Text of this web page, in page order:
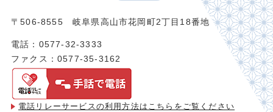
〒506-8555 岐阜県高山市花岡町2丁目18番地
電話：0577-32-3333
ファクス：0577-35-3162
電話リレーサービスの利用方法は こちらをご覧ください